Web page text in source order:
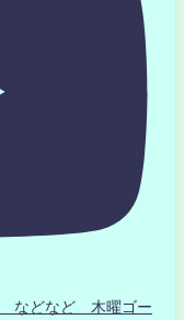
などなど 木曜ゴー